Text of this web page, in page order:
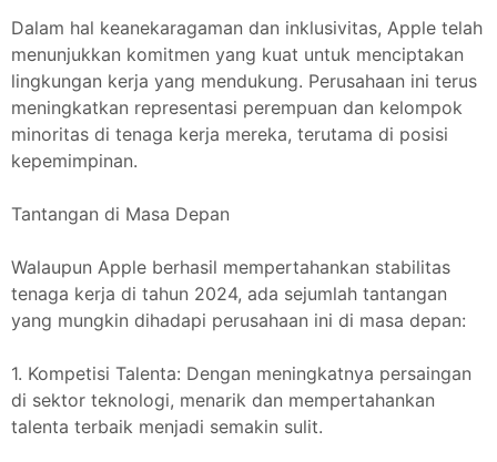
Dalam hal keanekaragaman dan inklusivitas, Apple telah
menunjukkan komitmen yang kuat untuk menciptakan
lingkungan kerja yang mendukung. Perusahaan ini terus
meningkatkan representasi perempuan dan kelompok
minoritas di tenaga kerja mereka, terutama di posisi
kepemimpinan.
Tantangan di Masa Depan
Walaupun Apple berhasil mempertahankan stabilitas
tenaga kerja di tahun 2024, ada sejumlah tantangan
yang mungkin dihadapi perusahaan ini di masa depan:
1. Kompetisi Talenta: Dengan meningkatnya persaingan
di sektor teknologi, menarik dan mempertahankan
talenta terbaik menjadi semakin sulit.